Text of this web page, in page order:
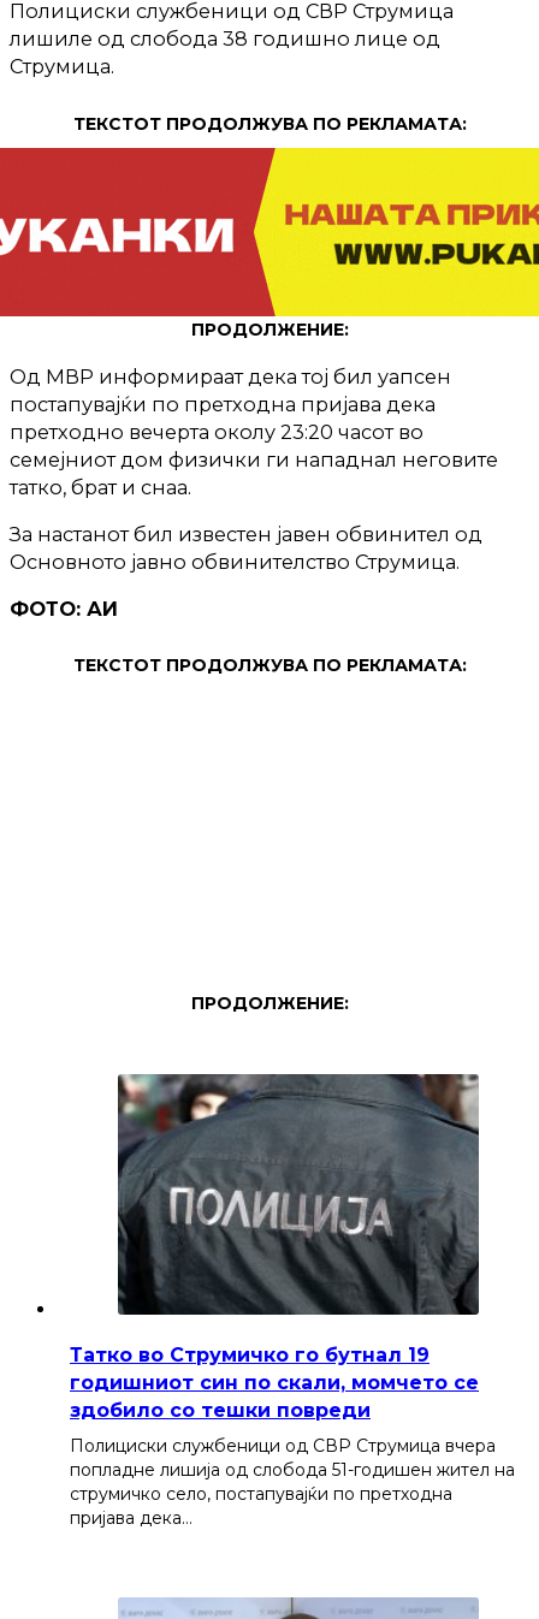
Полициски службеници од СВР Струмица
лишиле од слобода 38 годишно лице од
Струмица.
ТЕКСТОТ ПРОДОЛЖУВА ПО РЕКЛАМАТА:
ПРОДОЛЖЕНИЕ:
Од МВР информираат дека тој бил уапсен
постапувајќи по претходна пријава дека
претходно вечерта околу 23:20 часот во
семејниот дом физички ги нападнал неговите
татко, брат и снаа.
За настанот бил известен јавен обвинител од
Основното јавно обвинителство Струмица.
ФОТО: АИ
ТЕКСТОТ ПРОДОЛЖУВА ПО РЕКЛАМАТА:
ПРОДОЛЖЕНИЕ:
Татко во Струмичко го бутнал 19
годишниот син по скали, момчето се
здобило со тешки повреди
Полициски службеници од СВР Струмица вчера
попладне лишија од слобода 51-годишен жител на
струмичко село, постапувајќи по претходна
пријава дека…